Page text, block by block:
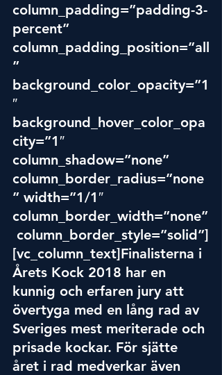
column_padding=”padding-3-
percent”
column_padding_position=”all
”
background_color_opacity=”1
″
background_hover_color_opa
city=”1″
column_shadow=”none”
column_border_radius=”none
” width=”1/1″
column_border_width=”none”
column_border_style=”solid”]
[vc_column_text]Finalisterna i
Årets Kock 2018 har en
kunnig och erfaren jury att
övertyga med en lång rad av
Sveriges mest meriterade och
prisade kockar. För sjätte
året i rad medverkar även